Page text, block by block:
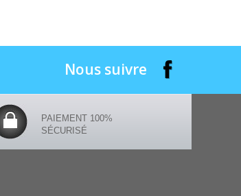
Nous suivre
PAIEMENT 100%
SÉCURISÉ